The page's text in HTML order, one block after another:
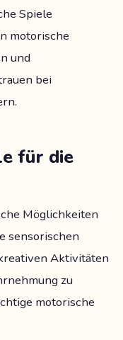
Spiele
motorische
und
bei
für die
Möglichkeiten
sensorischen
Aktivitäten
zu
motorische